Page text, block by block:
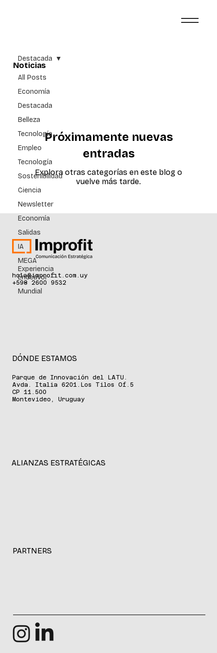
All Posts
Economía
Destacada
Belleza
Tecnología
Empleo
Tecnología
Sostenibilidad
Ciencia
Newsletter
Economía
Salidas
IA
MEGA
Experiencia
Endeavor
Mundial
Destacada
Próximamente nuevas
entradas
Explora otras categorías en este blog o
vuelve más tarde.
Noticias
hola@improfit.com.uy
+598 2600 9532
DÓNDE ESTAMOS
Parque de Innovación del LATU.
Avda. Italia 6201.Los Tilos Of.5
CP 11.500
Montevideo, Uruguay
ALIANZAS ESTRATÉGICAS
PARTNERS